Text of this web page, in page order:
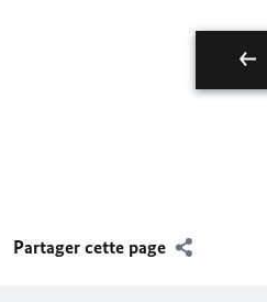
Partager cette page